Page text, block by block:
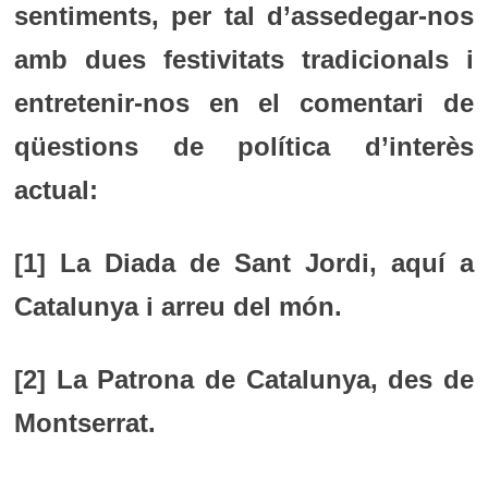
sentiments, per tal d’assedegar-nos
amb dues festivitats tradicionals i
entretenir-nos en el comentari de
qüestions de política d’interès
actual:
[1] La Diada de Sant Jordi, aquí a
Catalunya i arreu del món.
[2] La Patrona de Catalunya, des de
Montserrat.